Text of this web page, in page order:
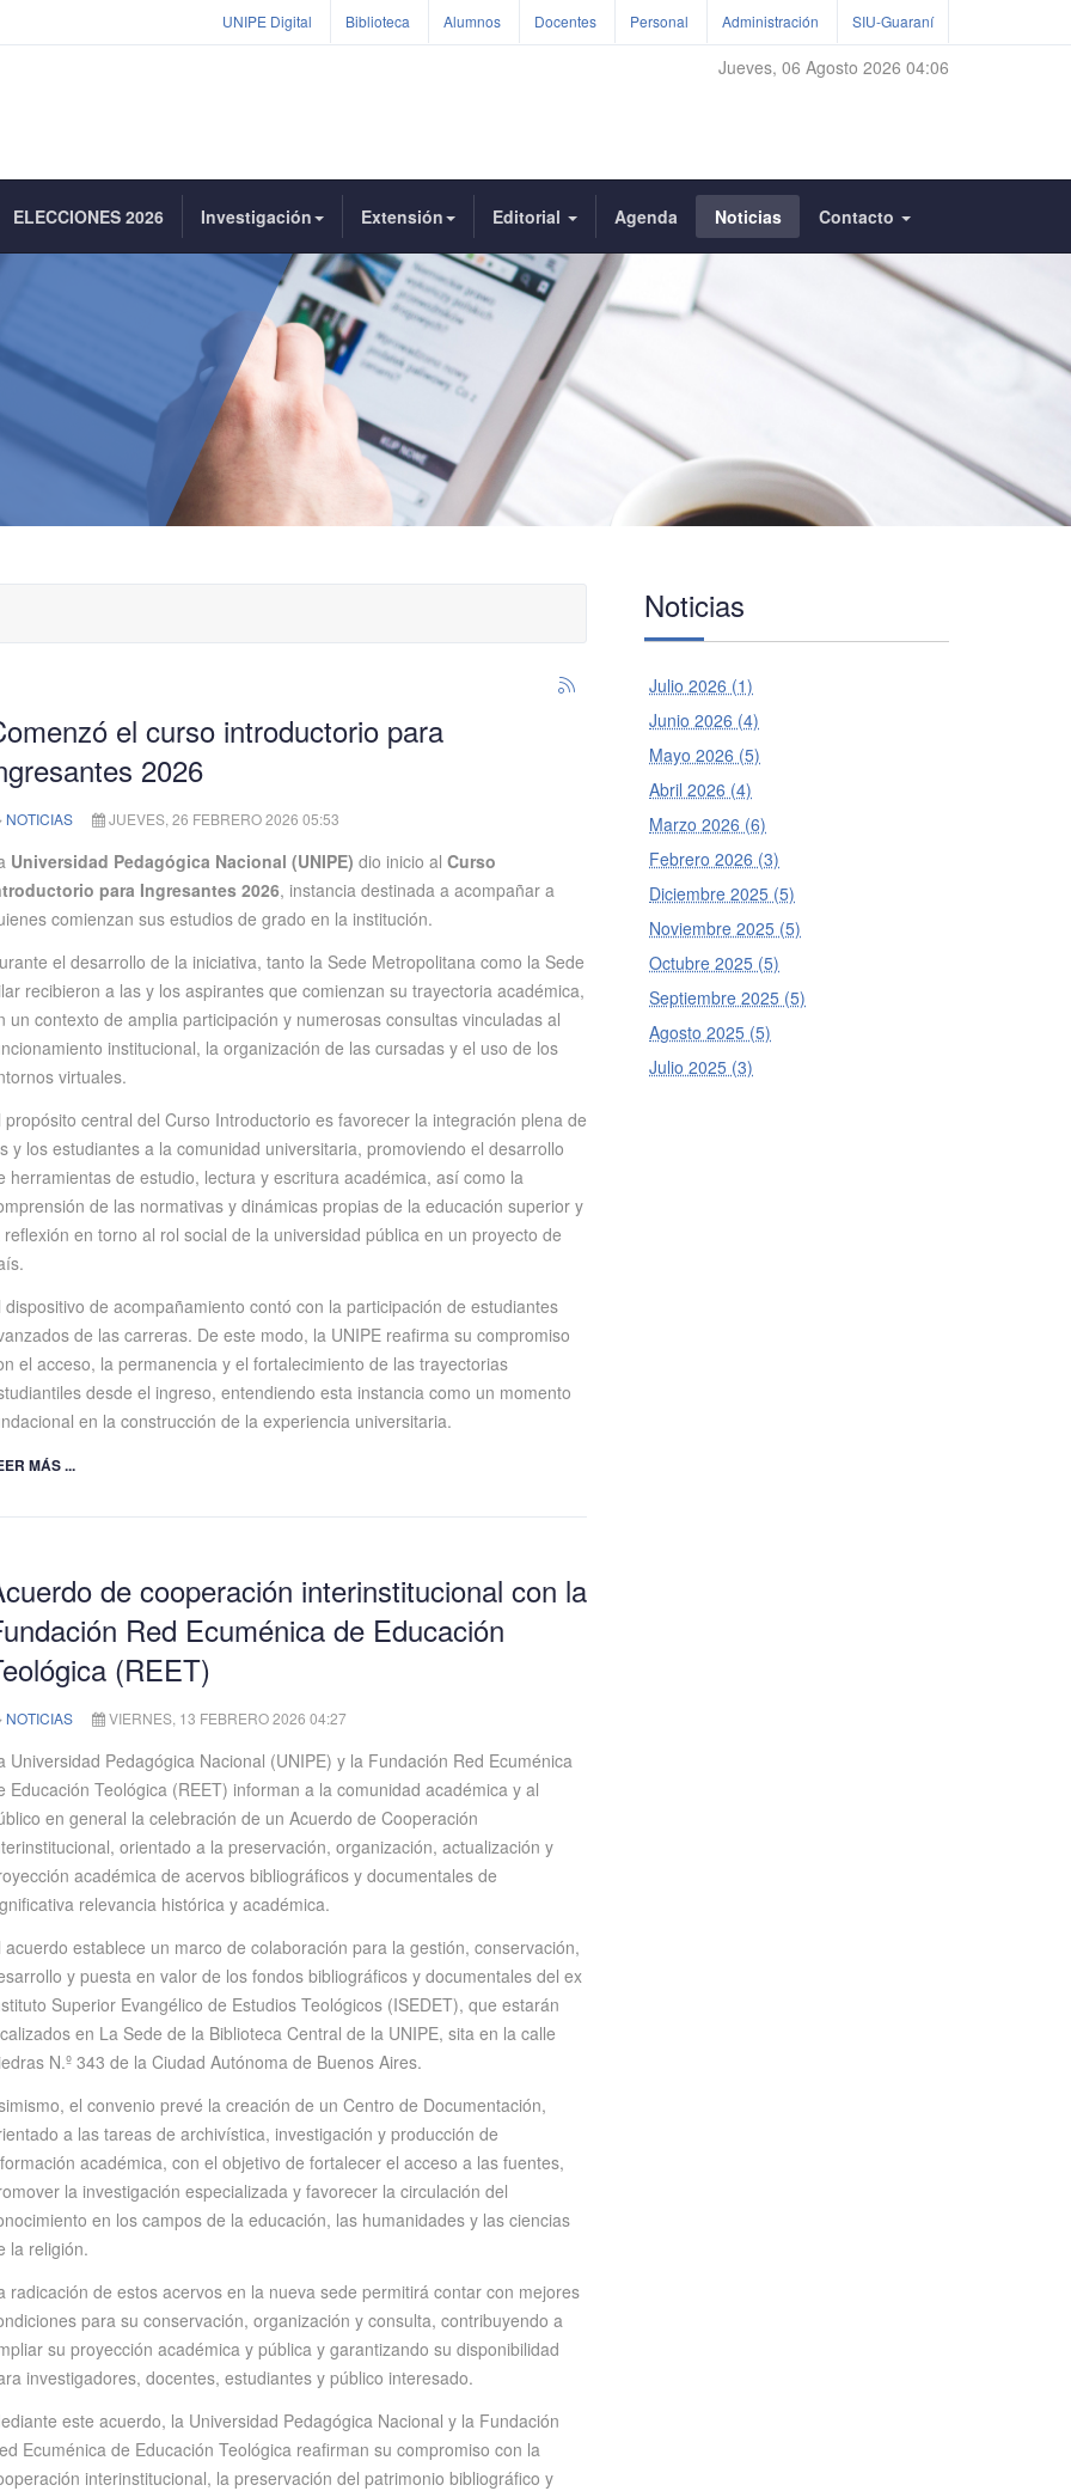
UNIPE Digital Biblioteca Alumnos Docentes Personal Administración SIU-Guaraní
Jueves, 06 Agosto 2026 04:06
ELECCIONES 2026 Investigación Extensión Editorial Agenda Noticias Contacto
el curso introductorio para
2026
NOTICIAS JUEVES, 26 FEBRERO 2026 05:53
Universidad Pedagógica Nacional (UNIPE) dio inicio al Curso
para Ingresantes 2026, instancia destinada a acompañar a
comienzan sus estudios de grado en la institución.
el desarrollo de la iniciativa, tanto la Sede Metropolitana como la Sede
recibieron a las y los aspirantes que comienzan su trayectoria académica,
un contexto de amplia participación y numerosas consultas vinculadas al
institucional, la organización de las cursadas y el uso de los
virtuales.
propósito central del Curso Introductorio es favorecer la integración plena de
y los estudiantes a la comunidad universitaria, promoviendo el desarrollo
herramientas de estudio, lectura y escritura académica, así como la
de las normativas y dinámicas propias de la educación superior y
reflexión en torno al rol social de la universidad pública en un proyecto de
dispositivo de acompañamiento contó con la participación de estudiantes
de las carreras. De este modo, la UNIPE reafirma su compromiso
el acceso, la permanencia y el fortalecimiento de las trayectorias
desde el ingreso, entendiendo esta instancia como un momento
en la construcción de la experiencia universitaria.
MÁS ...
de cooperación interinstitucional con la
Red Ecuménica de Educación
(REET)
NOTICIAS VIERNES, 13 FEBRERO 2026 04:27
Universidad Pedagógica Nacional (UNIPE) y la Fundación Red Ecuménica
Educación Teológica (REET) informan a la comunidad académica y al
en general la celebración de un Acuerdo de Cooperación
orientado a la preservación, organización, actualización y
académica de acervos bibliográficos y documentales de
relevancia histórica y académica.
acuerdo establece un marco de colaboración para la gestión, conservación,
y puesta en valor de los fondos bibliográficos y documentales del ex
Superior Evangélico de Estudios Teológicos (ISEDET), que estarán
en La Sede de la Biblioteca Central de la UNIPE, sita en la calle
N.º 343 de la Ciudad Autónoma de Buenos Aires.
el convenio prevé la creación de un Centro de Documentación,
a las tareas de archivística, investigación y producción de
académica, con el objetivo de fortalecer el acceso a las fuentes,
la investigación especializada y favorecer la circulación del
en los campos de la educación, las humanidades y las ciencias
la religión.
radicación de estos acervos en la nueva sede permitirá contar con mejores
para su conservación, organización y consulta, contribuyendo a
su proyección académica y pública y garantizando su disponibilidad
investigadores, docentes, estudiantes y público interesado.
este acuerdo, la Universidad Pedagógica Nacional y la Fundación
Ecuménica de Educación Teológica reafirman su compromiso con la
interinstitucional, la preservación del patrimonio bibliográfico y
Noticias
Julio 2026 (1)
Junio 2026 (4)
Mayo 2026 (5)
Abril 2026 (4)
Marzo 2026 (6)
Febrero 2026 (3)
Diciembre 2025 (5)
Noviembre 2025 (5)
Octubre 2025 (5)
Septiembre 2025 (5)
Agosto 2025 (5)
Julio 2025 (3)